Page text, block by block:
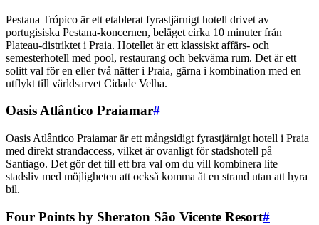
Pestana Trópico är ett etablerat fyrastjärnigt hotell drivet av
portugisiska Pestana-koncernen, beläget cirka 10 minuter från
Plateau-distriktet i Praia. Hotellet är ett klassiskt affärs- och
semesterhotell med pool, restaurang och bekväma rum. Det är ett
solitt val för en eller två nätter i Praia, gärna i kombination med en
utflykt till världsarvet Cidade Velha.
Oasis Atlântico Praiamar#
Oasis Atlântico Praiamar är ett mångsidigt fyrastjärnigt hotell i Praia
med direkt strandaccess, vilket är ovanligt för stadshotell på
Santiago. Det gör det till ett bra val om du vill kombinera lite
stadsliv med möjligheten att också komma åt en strand utan att hyra
bil.
Four Points by Sheraton São Vicente Resort#